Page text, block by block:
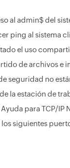
al admin$ del
ping al sistema
el uso
de archivos e
seguridad no
la estación de
para TCP/IP
siguientes